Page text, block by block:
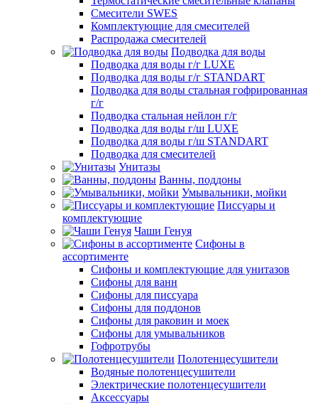
Смесители SWES
Комплектующие для смесителей
Распродажа смесителей
Подводка для воды
Подводка для воды г/г LUXE
Подводка для воды г/г STANDART
Подводка для воды стальная гофрированная
г/г
Подводка стальная нейлон г/г
Подводка для воды г/ш LUXE
Подводка для воды г/ш STANDART
Подводка для смесителей
Унитазы
Ванны, поддоны
Умывальники, мойки
Писсуары и
комплектующие
Чаши Генуя
Сифоны в
ассортименте
Сифоны и комплектующие для унитазов
Сифоны для ванн
Сифоны для писсуара
Сифоны для поддонов
Сифоны для раковин и моек
Сифоны для умывальников
Гофротрубы
Полотенцесушители
Водяные полотенцесушители
Электрические полотенцесушители
Аксессуары